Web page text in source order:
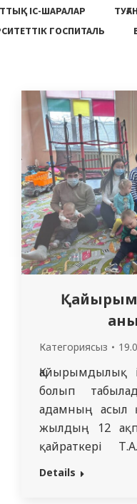
ІС-ШАРАЛАР
ГОСПИТАЛЬ
Категориясыз
Қайырымдылық
болып
адамның асыл
жылдың 12
қайраткері
Details